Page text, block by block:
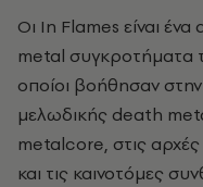
Οι In Flames είναι
metal συγκροτήματα
οποίοι βοήθησαν
μελωδικής death
metalcore, στις αρχές
και τις καινοτόμες